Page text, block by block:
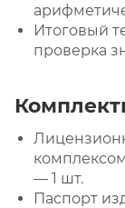
Итоговый
проверка
— 1 шт.
Паспорт